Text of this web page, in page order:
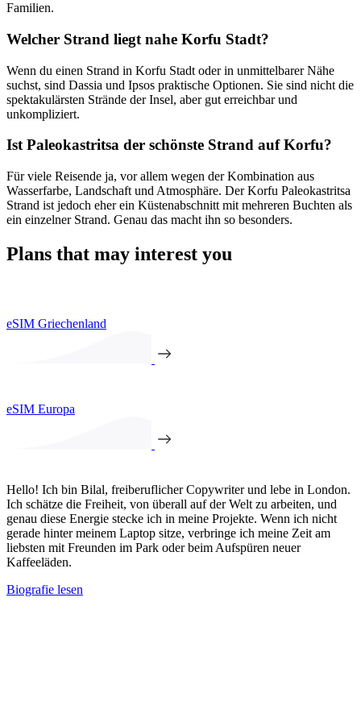
Familien.
Welcher Strand liegt nahe Korfu Stadt?
Wenn du einen Strand in Korfu Stadt oder in unmittelbarer Nähe
suchst, sind Dassia und Ipsos praktische Optionen. Sie sind nicht die
spektakulärsten Strände der Insel, aber gut erreichbar und
unkompliziert.
Ist Paleokastritsa der schönste Strand auf Korfu?
Für viele Reisende ja, vor allem wegen der Kombination aus
Wasserfarbe, Landschaft und Atmosphäre. Der Korfu Paleokastritsa
Strand ist jedoch eher ein Küstenabschnitt mit mehreren Buchten als
ein einzelner Strand. Genau das macht ihn so besonders.
Plans that may interest you
eSIM Griechenland
eSIM Europa
Hello! Ich bin Bilal, freiberuflicher Copywriter und lebe in London.
Ich schätze die Freiheit, von überall auf der Welt zu arbeiten, und
genau diese Energie stecke ich in meine Projekte. Wenn ich nicht
gerade hinter meinem Laptop sitze, verbringe ich meine Zeit am
liebsten mit Freunden im Park oder beim Aufspüren neuer
Kaffeeläden.
Biografie lesen